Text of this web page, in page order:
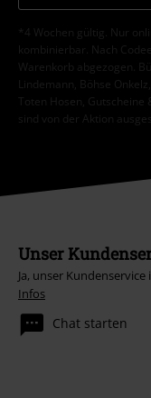
*4 Wochen gültig. Nur
kombinierbar. Nach
Warenkorb abgezogen.
Lindemann, Böhse
Toten Hosen,
sind von der Aktion
Unser
Ja, unser
Infos
Chat starten